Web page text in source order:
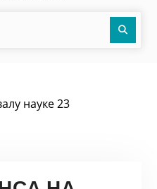
науке 23